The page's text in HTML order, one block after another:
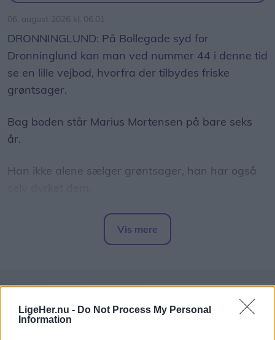
LigeHer.nu - Do Not Process My Personal
Information
06. august 2026 kl. 06.01
DRONNINGLUND: På Bollegade syd for
Dronninglund kan man ved nummer 44 i denne tid
se en lille vejbod, hvorfra der tilbydes friske
grøntsager.
Bag boden står Marius Mortensen på bare seks
år.
Han ikke alene sælger grøntsager, han har også
I sine forældres have har han fået sin helt egen
afdeling, hvor han i foråret såede squash,
Han har også passet dem omhyggeligt frem til nu,
hvor han hver dag sætter et udvalg til salg i sin
vejbod.
Vis mere